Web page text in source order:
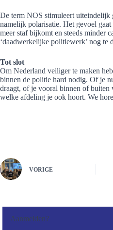
De term NOS stimuleert uiteindelijk
namelijk polarisatie. Het gevoel gaat
meer staf bijkomt en steeds minder
‘daadwerkelijke politiewerk’ nog te
Tot slot
Om Nederland veiliger te maken
binnen de politie hard nodig. Of je
draagt, of je vooral binnen of
welke afdeling je ook hoort. We
VORIGE
Aanmelden?